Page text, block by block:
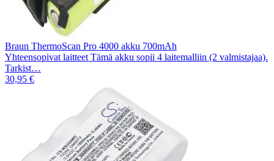
Braun ThermoScan Pro 4000 akku 700mAh
Yhteensopivat laitteet Tämä akku sopii 4 laitemalliin (2 valmistajaa).
Tarkist…
30,95 €